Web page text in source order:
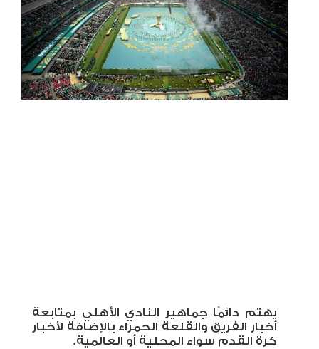
يهتم دائمًا جماهير النادي الأهلي بمتابعة
أخبار الفريق والقلعة الحمراء بالإضافة لأخبار
كرة القدم سواء المحلية أو العالمية.